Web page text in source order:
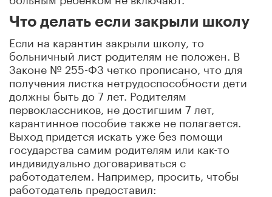
Что делать если закрыли школу
Если на карантин закрыли школу, то
больничный лист родителям не положен. В
Законе № 255-ФЗ четко прописано, что для
получения листка нетрудоспособности дети
должны быть до 7 лет. Родителям
первоклассников, не достигшим 7 лет,
карантинное пособие также не полагается.
Выход придется искать уже без помощи
государства самим родителям или как-то
индивидуально договариваться с
работодателем. Например, просить, чтобы
работодатель предоставил: